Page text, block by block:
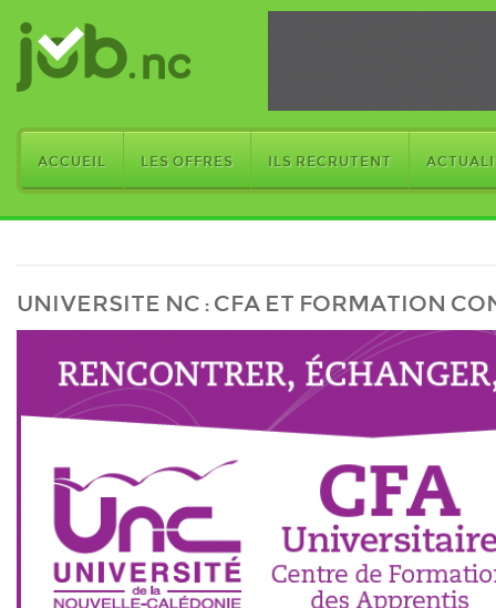
ACCUEIL LES OFFRES ILS RECRUTENT
UNIVERSITE NC : CFA ET FORMATION